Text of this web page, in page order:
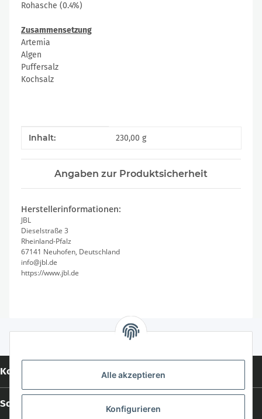
Alle akzeptieren
Konfigurieren
Rohasche (0.4%)
Zusammensetzung
Artemia
Algen
Puffersalz
Kochsalz
Produkteigenschaft
Wert
Inhalt: 230,00 g
Angaben zur Produktsicherheit
Herstellerinformationen:
JBL
Dieselstraße 3
Rheinland-Pfalz
67141 Neuhofen, Deutschland
info@jbl.de
https://www.jbl.de
Kontakt
Social Media